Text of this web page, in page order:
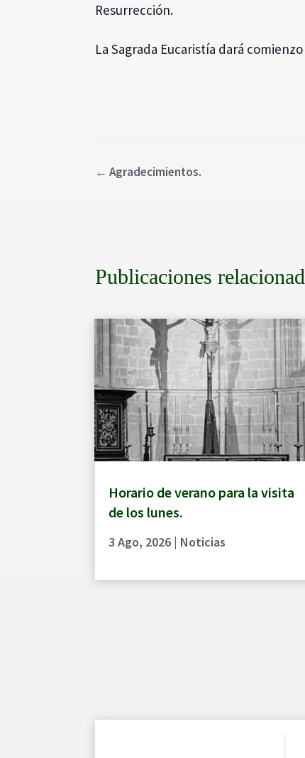
Resurrección.
La Sagrada Eucaristía dará
←Agradecimientos.
Publicaciones
Horario de verano para la visita
de los lunes.
3 Ago, 2026 | Noticias